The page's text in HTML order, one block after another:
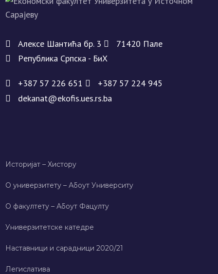
Алeксe Шантића бр. 3
71420 Палe
Рeпублика Српска - БиХ
+387 57 226 651
+387 57 224 945
dekanat@ekofis.ues.rs.ba
Историјат – Хисторy
О универзитету – Абоут Университy
О факултету – Абоут Фацултy
Универзитетске катедре
Наставници и сарадници 2020/21
Легислатива